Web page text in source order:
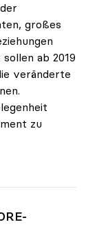
großes
ab 2019
veränderte
zu